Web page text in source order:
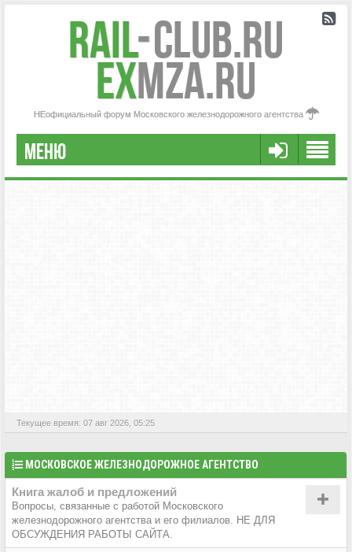
Rail-Club.RU
exMZA.RU
НЕофициальный форум Московского железнодорожного агентства
МЕНЮ
РЕГИСТРАЦИЯ
Текущее время: 07 авг 2026, 05:25
МОСКОВСКОЕ ЖЕЛЕЗНОДОРОЖНОЕ АГЕНТСТВО
Книга жалоб и предложений
Вопросы, связанные с работой Московского
железнодорожного агентства и его филиалов. НЕ ДЛЯ
ОБСУЖДЕНИЯ РАБОТЫ САЙТА.